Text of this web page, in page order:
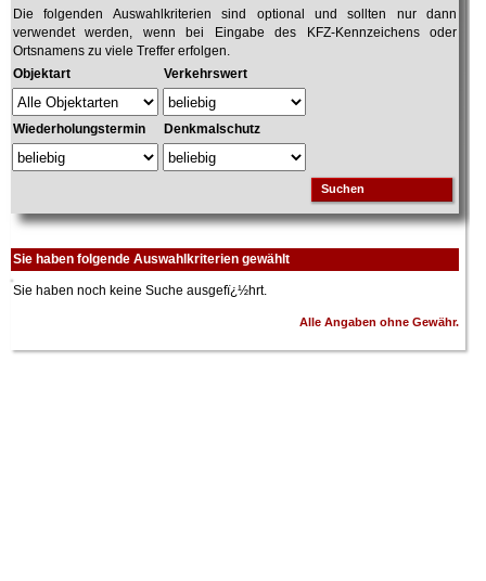
Die folgenden Auswahlkriterien sind optional und sollten nur dann
verwendet werden, wenn bei Eingabe des KFZ-Kennzeichens oder
Ortsnamens zu viele Treffer erfolgen.
Objektart
Verkehrswert
Wiederholungstermin Denkmalschutz
Suchen
Sie haben folgende Auswahlkriterien gewählt
Sie haben noch keine Suche ausgefï¿½hrt.
Alle Angaben ohne Gewähr.